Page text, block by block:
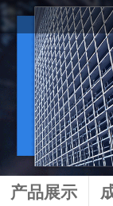
产品展示